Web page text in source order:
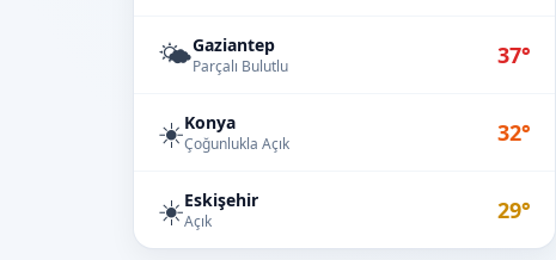
🌤️Gaziantep
Parçalı Bulutlu 37°
☀️Konya
Çoğunlukla Açık 32°
☀️Eskişehir
Açık 29°